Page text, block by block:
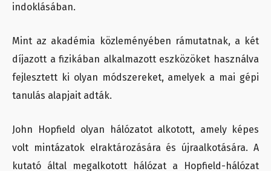
indoklásában.
Mint az akadémia közleményében rámutatnak, a két
díjazott a fizikában alkalmazott eszközöket használva
fejlesztett ki olyan módszereket, amelyek a mai gépi
tanulás alapjait adták.
John Hopfield olyan hálózatot alkotott, amely képes
volt mintázatok elraktározására és újraalkotására. A
kutató által megalkotott hálózat a Hopfield-hálózat